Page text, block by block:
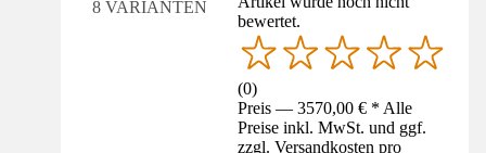
8 VARIANTEN
bewertet.
(0)
Preis — 3570,00 € * Alle
Preise inkl. MwSt. und ggf.
zzgl. Versandkosten pro